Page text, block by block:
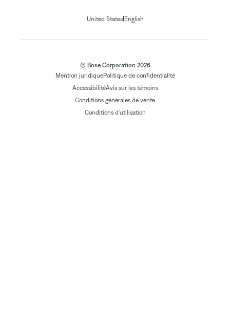
United States| English
© Bose Corporation 2026
Mention juridiquePolitique de confidentialité
AccessibilitéAvis sur les témoins
Conditions générales de vente
Conditions d'utilisation